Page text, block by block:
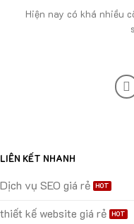
Hiện nay có khá nhiều
LIÊN KẾT NHANH
Dịch vụ SEO giá rẻ
thiết kế website giá rẻ